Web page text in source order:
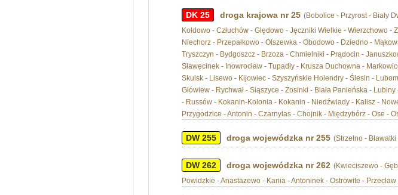
DK 25 droga krajowa nr 25 (Bobolice - Przyrost - Biały
Kołdowo - Człuchów - Ględowo - Jęczniki Wielkie - Wierzchowo
Niechorz - Przepałkowo - Olszewka - Obodowo - Dziedno -
Tryszczyn - Bydgoszcz - Brzoza - Chmielniki - Prądocin -
Sławęcinek - Inowrocław - Tupadły - Krusza Duchowna -
Skulsk - Lisewo - Kijowiec - Szyszyńskie Holendry - Ślesin -
Główiew - Rychwał - Siąszyce - Zosinki - Biała Panieńska -
- Russów - Kokanin-Kolonia - Kokanin - Niedźwiady - Kalisz -
Przygodzice - Antonin - Czarnylas - Chojnik - Międzybórz - Ose -
DW 255 droga wojewódzka nr 255 (Strzelno -
DW 262 droga wojewódzka nr 262 (Kwieciszewo -
Powidzkie - Anastazewo - Kania - Antoninek - Ostrowite - Przecław